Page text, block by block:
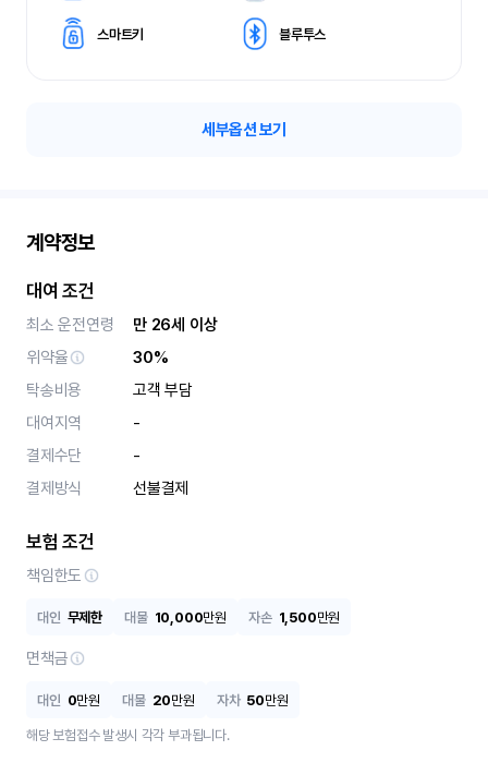
스마트키 블루투스
세부옵션 보기
계약정보
대여 조건
최소 운전연령
만 26세 이상
위약율
30%
탁송비용
고객 부담
대여지역
-
결제수단
-
결제방식
선불결제
보험 조건
책임한도
대인 무제한 대물 10,000만원 자손 1,500만원
면책금
대인 0만원 대물 20만원 자차 50만원
해당 보험접수 발생시 각각 부과됩니다.